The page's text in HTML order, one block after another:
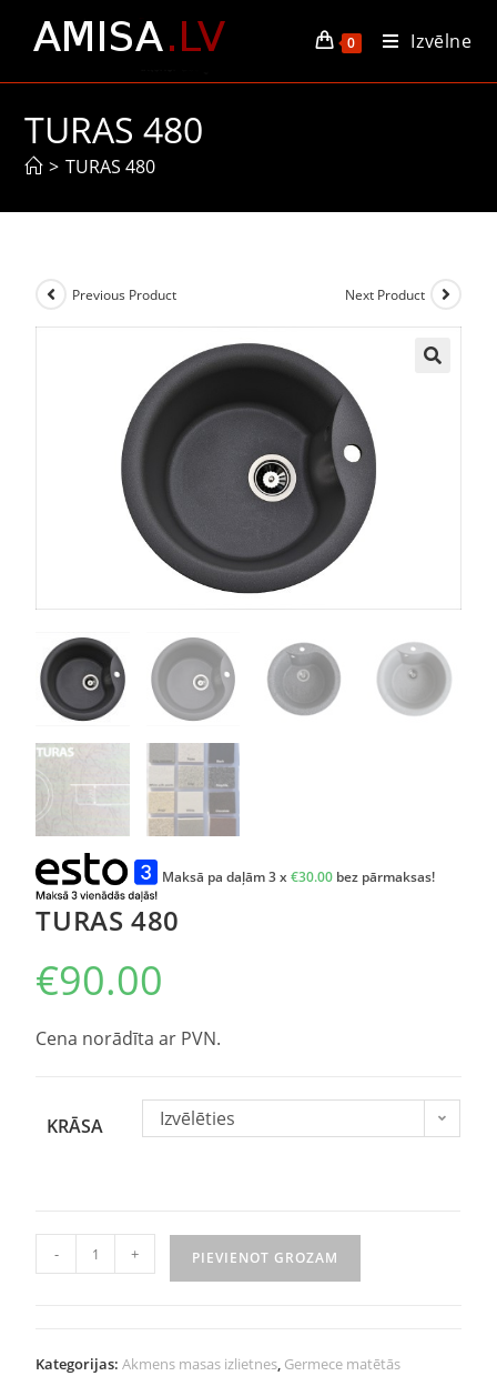
0 Izvēlne
TURAS 480
> TURAS 480
Previous Product Next Product
Maksā pa daļām 3 x€30.00 bez pārmaksas!
TURAS 480
€90.00
Cena norādīta ar PVN.
KRĀSA Izvēlēties
- + PIEVIENOT GROZAM
Kategorijas:Akmens masas izlietnes, Germece matētās